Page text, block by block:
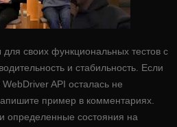
своих функциональных тестов с
и стабильность. Если
API осталась не
пример в комментариях.
определенные состояния на